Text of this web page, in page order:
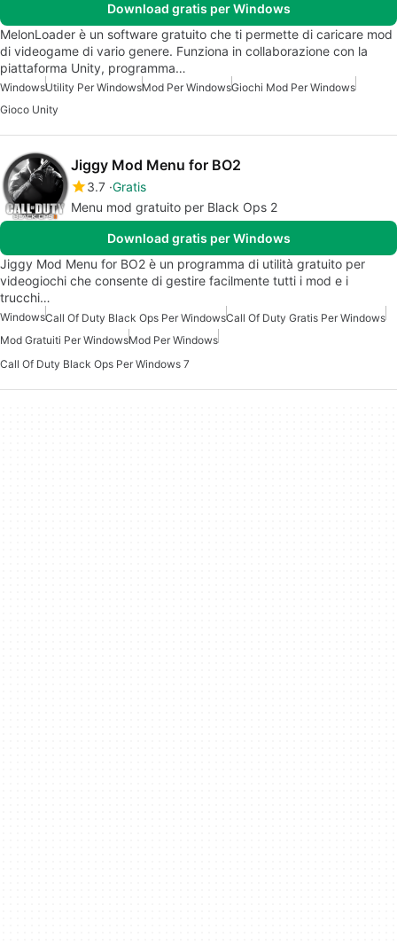
Download gratis per Windows
MelonLoader è un software gratuito che ti permette di caricare mod
di videogame di vario genere. Funziona in collaborazione con la
piattaforma Unity, programma…
WindowsUtility Per WindowsMod Per WindowsGiochi Mod Per Windows
Gioco Unity
Jiggy Mod Menu for BO2
3.7 Gratis
Menu mod gratuito per Black Ops 2
Download gratis per Windows
Jiggy Mod Menu for BO2 è un programma di utilità gratuito per
videogiochi che consente di gestire facilmente tutti i mod e i
trucchi…
WindowsCall Of Duty Black Ops Per WindowsCall Of Duty Gratis Per Windows
Mod Gratuiti Per WindowsMod Per Windows
Call Of Duty Black Ops Per Windows 7